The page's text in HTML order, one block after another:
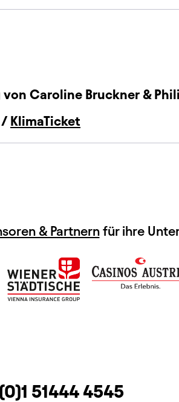
Caroline Bruckner &
/ KlimaTicket
& Partnernfür ihre
51444 4545